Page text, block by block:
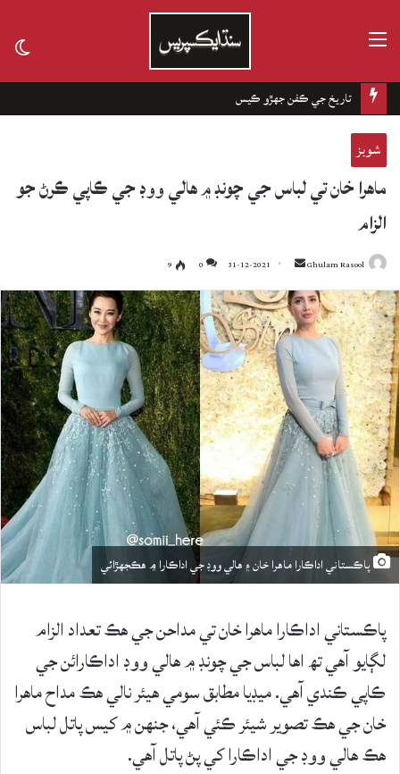
تاريخ جي ڪفن جھڙو ڪيس
شوبز
ماهرا خان تي لباس جي چونڊ ۾ هالي ووڊ جي ڪاپي ڪرڻ جو
الزام
Ghulam Rasool
Send
an
email
31-12-2021
0
9
پاڪستاني اداڪارا ماهرا خان ۽ هالي ووڊ جي اداڪارا ۾ هڪجهڙائي
پاڪستاني اداڪارا ماهرا خان تي مداحن جي هڪ تعداد الزام
لڳايو آهي تھ اها لباس جي چونڊ ۾ هالي ووڊ اداڪارائن جي
ڪاپي ڪندي آهي. ميڊيا مطابق سومي هيئر نالي هڪ مداح ماهرا
خان جي هڪ تصوير شيئر ڪئي آهي، جنهن ۾ کيس پاتل لباس
هڪ هالي ووڊ جي اداڪارا کي پڻ پاتل آهي.